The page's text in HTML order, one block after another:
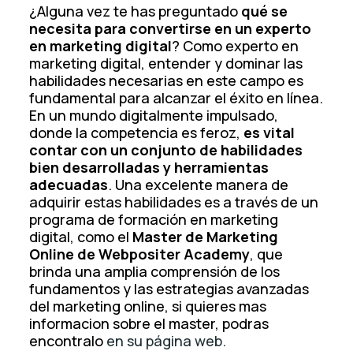
¿Alguna vez te has preguntado qué se
necesita para convertirse en un experto
en marketing digital? Como experto en
marketing digital, entender y dominar las
habilidades necesarias en este campo es
fundamental para alcanzar el éxito en línea.
En un mundo digitalmente impulsado,
donde la competencia es feroz, es vital
contar con un conjunto de habilidades
bien desarrolladas y herramientas
adecuadas. Una excelente manera de
adquirir estas habilidades es a través de un
programa de formación en marketing
digital, como el Master de Marketing
Online de Webpositer Academy, que
brinda una amplia comprensión de los
fundamentos y las estrategias avanzadas
del marketing online, si quieres mas
informacion sobre el master, podras
encontralo en su página web.